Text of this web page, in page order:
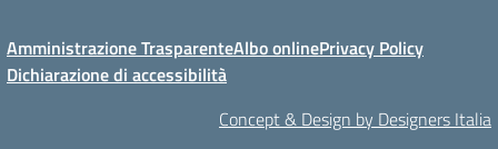
Amministrazione TrasparenteAlbo onlinePrivacy Policy
Dichiarazione di accessibilità
Concept & Design by Designers Italia